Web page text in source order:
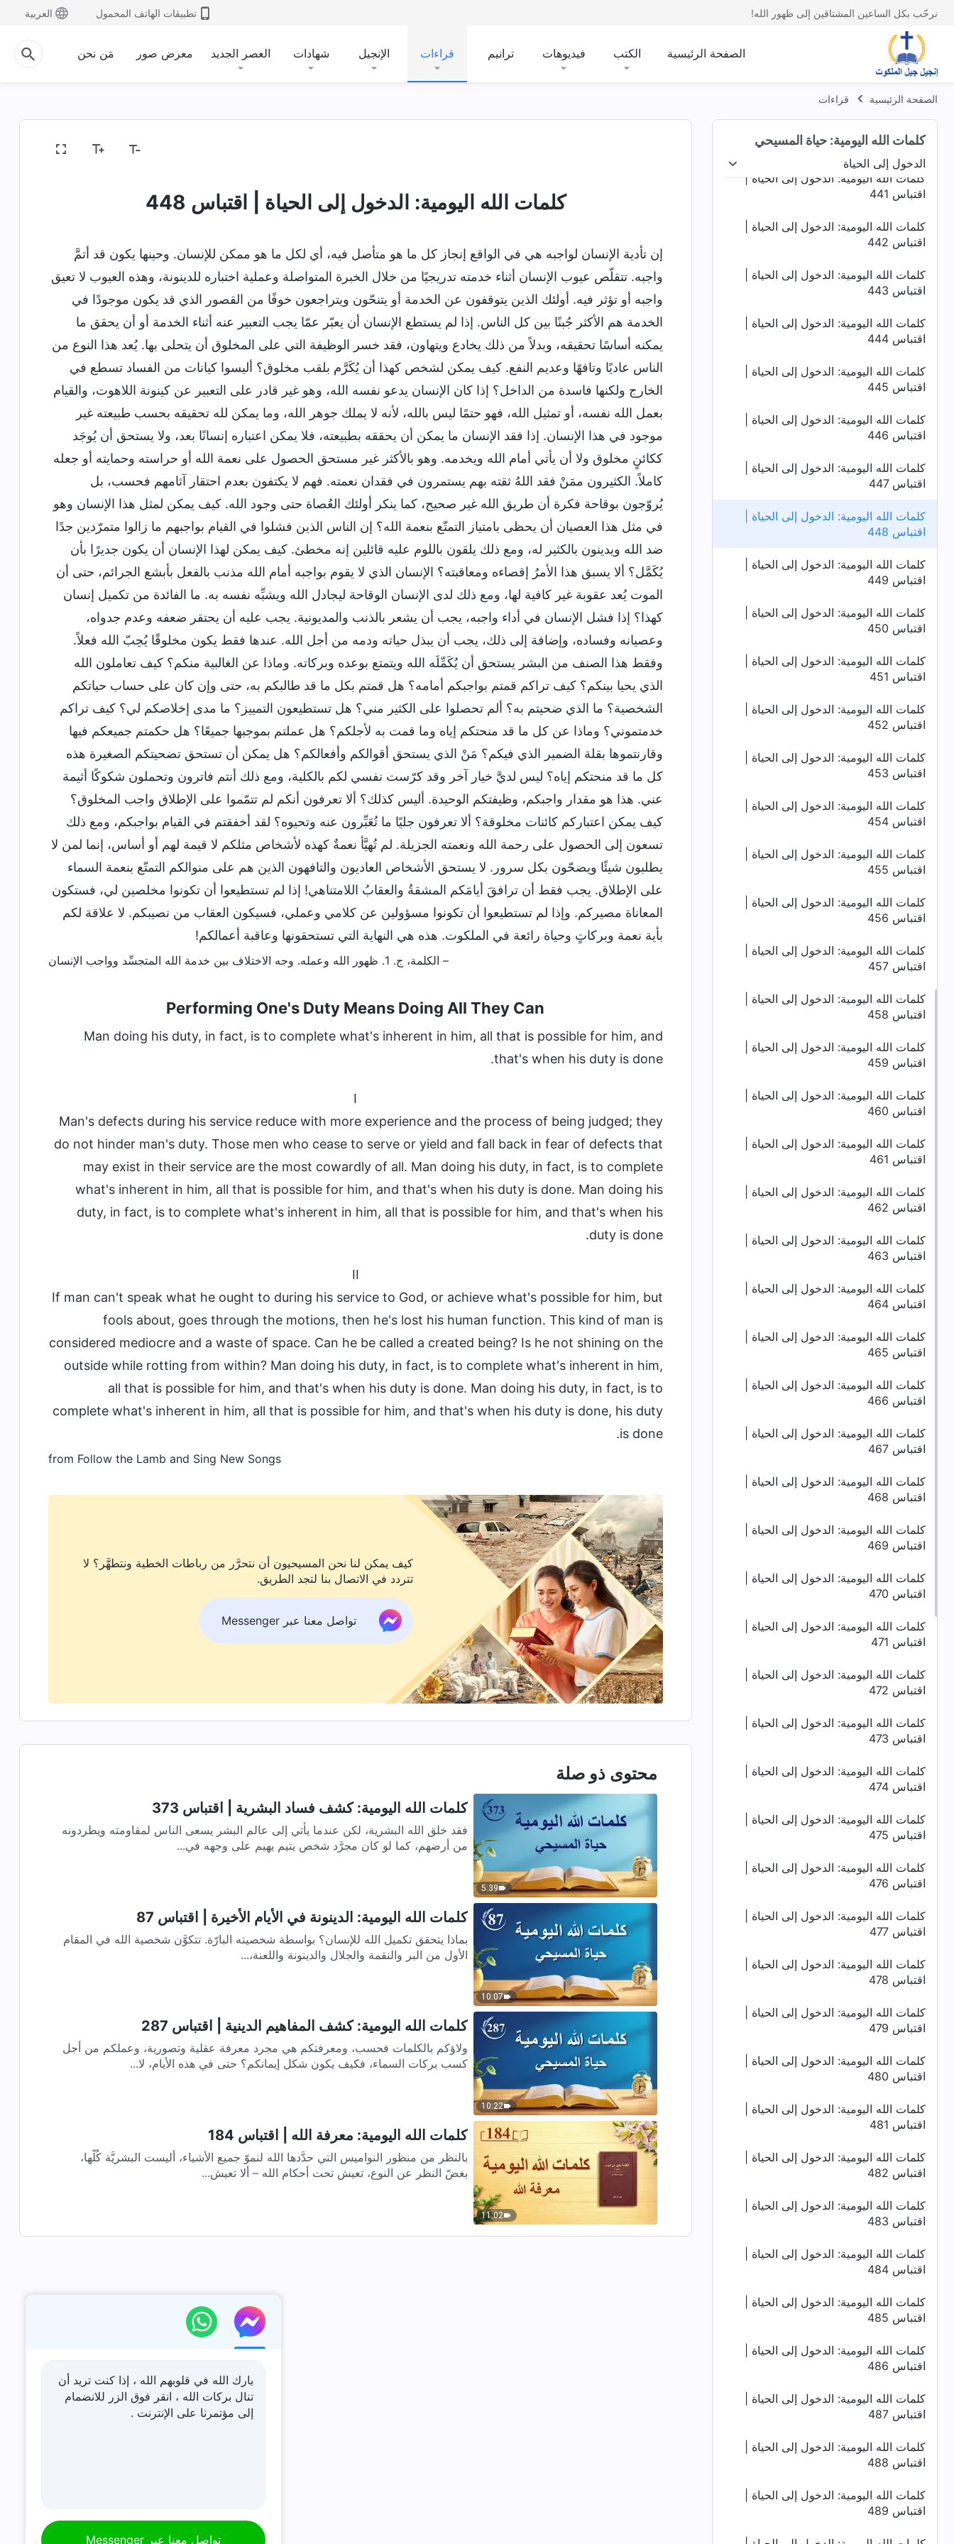
نرحّب بكل الساعين المشتاقين إلى ظهور الله! تطبيقات الهاتف المحمول العربية
الصفحة الرئيسية الكتب فيديوهات ترانيم قراءات الإنجيل شهادات العصر الجديد معرض صور مَن نحن
الصفحة الرئيسية قراءات
كلمات الله اليومية: حياة المسيحي
الدخول إلى الحياة
البشرية الدخول إلى الحياة الغايات والعواقب
كلمات الله اليومية: الدخول إلى الحياة |
اقتباس 438
اقتباس 439
اقتباس 440
كلمات الله اليومية: الدخول إلى الحياة |
اقتباس 441
كلمات الله اليومية: الدخول إلى الحياة |
اقتباس 442
كلمات الله اليومية: الدخول إلى الحياة |
اقتباس 443
كلمات الله اليومية: الدخول إلى الحياة |
اقتباس 444
كلمات الله اليومية: الدخول إلى الحياة |
اقتباس 445
كلمات الله اليومية: الدخول إلى الحياة |
اقتباس 446
كلمات الله اليومية: الدخول إلى الحياة |
اقتباس 447
كلمات الله اليومية: الدخول إلى الحياة |
اقتباس 448
كلمات الله اليومية: الدخول إلى الحياة |
اقتباس 449
كلمات الله اليومية: الدخول إلى الحياة |
اقتباس 450
كلمات الله اليومية: الدخول إلى الحياة |
اقتباس 451
كلمات الله اليومية: الدخول إلى الحياة |
اقتباس 452
كلمات الله اليومية: الدخول إلى الحياة |
اقتباس 453
كلمات الله اليومية: الدخول إلى الحياة |
اقتباس 454
كلمات الله اليومية: الدخول إلى الحياة |
اقتباس 455
كلمات الله اليومية: الدخول إلى الحياة |
اقتباس 456
كلمات الله اليومية: الدخول إلى الحياة |
اقتباس 457
كلمات الله اليومية: الدخول إلى الحياة |
اقتباس 458
كلمات الله اليومية: الدخول إلى الحياة |
اقتباس 459
كلمات الله اليومية: الدخول إلى الحياة |
اقتباس 460
كلمات الله اليومية: الدخول إلى الحياة |
اقتباس 461
كلمات الله اليومية: الدخول إلى الحياة |
اقتباس 462
كلمات الله اليومية: الدخول إلى الحياة |
اقتباس 463
كلمات الله اليومية: الدخول إلى الحياة |
اقتباس 464
كلمات الله اليومية: الدخول إلى الحياة |
اقتباس 465
كلمات الله اليومية: الدخول إلى الحياة |
اقتباس 466
كلمات الله اليومية: الدخول إلى الحياة |
اقتباس 467
كلمات الله اليومية: الدخول إلى الحياة |
اقتباس 468
كلمات الله اليومية: الدخول إلى الحياة |
اقتباس 469
كلمات الله اليومية: الدخول إلى الحياة |
اقتباس 470
كلمات الله اليومية: الدخول إلى الحياة |
اقتباس 471
كلمات الله اليومية: الدخول إلى الحياة |
اقتباس 472
كلمات الله اليومية: الدخول إلى الحياة |
اقتباس 473
كلمات الله اليومية: الدخول إلى الحياة |
اقتباس 474
كلمات الله اليومية: الدخول إلى الحياة |
اقتباس 475
كلمات الله اليومية: الدخول إلى الحياة |
اقتباس 476
كلمات الله اليومية: الدخول إلى الحياة |
اقتباس 477
كلمات الله اليومية: الدخول إلى الحياة |
اقتباس 478
كلمات الله اليومية: الدخول إلى الحياة |
اقتباس 479
كلمات الله اليومية: الدخول إلى الحياة |
اقتباس 480
كلمات الله اليومية: الدخول إلى الحياة |
اقتباس 481
كلمات الله اليومية: الدخول إلى الحياة |
اقتباس 482
كلمات الله اليومية: الدخول إلى الحياة |
اقتباس 483
كلمات الله اليومية: الدخول إلى الحياة |
اقتباس 484
كلمات الله اليومية: الدخول إلى الحياة |
اقتباس 485
كلمات الله اليومية: الدخول إلى الحياة |
اقتباس 486
كلمات الله اليومية: الدخول إلى الحياة |
اقتباس 487
كلمات الله اليومية: الدخول إلى الحياة |
اقتباس 488
كلمات الله اليومية: الدخول إلى الحياة |
اقتباس 489
كلمات الله اليومية: الدخول إلى الحياة | اقتباس 448
إن تأدية الإنسان لواجبه هي في الواقع إنجاز كل ما هو متأصل فيه، أي لكل ما هو ممكن للإنسان. وحينها يكون قد أتمَّ
واجبه. تتقلّص عيوب الإنسان أثناء خدمته تدريجيًا من خلال الخبرة المتواصلة وعملية اختباره للدينونة، وهذه العيوب لا تعيق
واجبه أو تؤثر فيه. أولئك الذين يتوقفون عن الخدمة أو يتنحّون ويتراجعون خوفًا من القصور الذي قد يكون موجودًا في
الخدمة هم الأكثر جُبنًا بين كل الناس. إذا لم يستطع الإنسان أن يعبّر عمّا يجب التعبير عنه أثناء الخدمة أو أن يحقق ما
يمكنه أساسًا تحقيقه، وبدلاً من ذلك يخادع ويتهاون، فقد خسر الوظيفة التي على المخلوق أن يتحلى بها. يُعد هذا النوع من
الناس عاديًا وتافهًا وعديم النفع. كيف يمكن لشخص كهذا أن يُكَرَّم بلقب مخلوق؟ أليسوا كيانات من الفساد تسطع في
الخارج ولكنها فاسدة من الداخل؟ إذا كان الإنسان يدعو نفسه الله، وهو غير قادر على التعبير عن كينونة اللاهوت، والقيام
بعمل الله نفسه، أو تمثيل الله، فهو حتمًا ليس بالله، لأنه لا يملك جوهر الله، وما يمكن لله تحقيقه بحسب طبيعته غير
موجود في هذا الإنسان. إذا فقد الإنسان ما يمكن أن يحققه بطبيعته، فلا يمكن اعتباره إنسانًا بعد، ولا يستحق أن يُوجَد
ككائنٍ مخلوق ولا أن يأتي أمام الله ويخدمه. وهو بالأكثر غير مستحق الحصول على نعمة الله أو حراسته وحمايته أو جعله
كاملاً. الكثيرون ممَنْ فقد اللهُ ثقته بهم يستمرون في فقدان نعمته. فهم لا يكتفون بعدم احتقار آثامهم فحسب، بل
يُروّجون بوقاحة فكرة أن طريق الله غير صحيح، كما ينكر أولئك العُصاة حتى وجود الله. كيف يمكن لمثل هذا الإنسان وهو
في مثل هذا العصيان أن يحظى بامتياز التمتّع بنعمة الله؟ إن الناس الذين فشلوا في القيام بواجبهم ما زالوا متمرّدين جدًا
ضد الله ويدينون بالكثير له، ومع ذلك يلقون باللوم عليه قائلين إنه مخطئ. كيف يمكن لهذا الإنسان أن يكون جديرًا بأن
يُكَمَّل؟ ألا يسبق هذا الأمرُ إقصاءه ومعاقبته؟ الإنسان الذي لا يقوم بواجبه أمام الله مذنب بالفعل بأبشع الجرائم، حتى أن
الموت يُعد عقوبة غير كافية لها، ومع ذلك لدى الإنسان الوقاحة ليجادل الله ويشبِّه نفسه به. ما الفائدة من تكميل إنسان
كهذا؟ إذا فشل الإنسان في أداء واجبه، يجب أن يشعر بالذنب والمديونية. يجب عليه أن يحتقر ضعفه وعدم جدواه،
وعصيانه وفساده، وإضافة إلى ذلك، يجب أن يبذل حياته ودمه من أجل الله. عندها فقط يكون مخلوقًا يُحِبّ الله فعلاً.
وفقط هذا الصنف من البشر يستحق أن يُكَمِّلَه الله ويتمتع بوعده وبركاته. وماذا عن الغالبية منكم؟ كيف تعاملون الله
الذي يحيا بينكم؟ كيف تراكم قمتم بواجبكم أمامه؟ هل قمتم بكل ما قد طالبكم به، حتى وإن كان على حساب حياتكم
الشخصية؟ ما الذي ضحيتم به؟ ألم تحصلوا على الكثير مني؟ هل تستطيعون التمييز؟ ما مدى إخلاصكم لي؟ كيف تراكم
خدمتموني؟ وماذا عن كل ما قد منحتكم إياه وما قمت به لأجلكم؟ هل عملتم بموجبها جميعًا؟ هل حكمتم جميعكم فيها
وقارنتموها بقلة الضمير الذي فيكم؟ مَنْ الذي يستحق أقوالكم وأفعالكم؟ هل يمكن أن تستحق تضحيتكم الصغيرة هذه
كل ما قد منحتكم إياه؟ ليس لديَّ خيار آخر وقد كرّست نفسي لكم بالكلية، ومع ذلك أنتم فاترون وتحملون شكوكًا أثيمة
عني. هذا هو مقدار واجبكم، وظيفتكم الوحيدة. أليس كذلك؟ ألا تعرفون أنكم لم تتمّموا على الإطلاق واجب المخلوق؟
كيف يمكن اعتباركم كائنات مخلوقة؟ ألا تعرفون جليًا ما تُعَبِّرون عنه وتحيوه؟ لقد أخفقتم في القيام بواجبكم، ومع ذلك
تسعون إلى الحصول على رحمة الله ونعمته الجزيلة. لم تُهيَّأ نعمةٌ كهذه لأشخاص مثلكم لا قيمة لهم أو أساس، إنما لمن لا
يطلبون شيئًا ويضحّون بكل سرور. لا يستحق الأشخاص العاديون والتافهون الذين هم على منوالكم التمتّع بنعمة السماء
على الإطلاق. يجب فقط أن ترافقَ أيامَكم المشقةُ والعقابُ اللامتناهي! إذا لم تستطيعوا أن تكونوا مخلصين لي، فستكون
المعاناة مصيركم. وإذا لم تستطيعوا أن تكونوا مسؤولين عن كلامي وعملي، فسيكون العقاب من نصيبكم. لا علاقة لكم
بأية نعمة وبركاتٍ وحياة رائعة في الملكوت. هذه هي النهاية التي تستحقونها وعاقبة أعمالكم!
– الكلمة، ج. 1. ظهور الله وعمله. وجه الاختلاف بين خدمة الله المتجسِّد وواجب الإنسان
Performing One's Duty Means Doing All They Can
Man doing his duty, in fact, is to complete what's inherent in him, all that is possible for him, and
that's when his duty is done.
I
Man's defects during his service reduce with more experience and the process of being judged; they
do not hinder man's duty. Those men who cease to serve or yield and fall back in fear of defects that
may exist in their service are the most cowardly of all. Man doing his duty, in fact, is to complete
what's inherent in him, all that is possible for him, and that's when his duty is done. Man doing his
duty, in fact, is to complete what's inherent in him, all that is possible for him, and that's when his
duty is done.
II
If man can't speak what he ought to during his service to God, or achieve what's possible for him, but
fools about, goes through the motions, then he's lost his human function. This kind of man is
considered mediocre and a waste of space. Can he be called a created being? Is he not shining on the
outside while rotting from within? Man doing his duty, in fact, is to complete what's inherent in him,
all that is possible for him, and that's when his duty is done. Man doing his duty, in fact, is to
complete what's inherent in him, all that is possible for him, and that's when his duty is done, his duty
is done.
from Follow the Lamb and Sing New Songs
كيف يمكن لنا نحن المسيحيون أن نتحرَّر من رباطات الخطية ونتطهَّر؟ لا
تتردد في الاتصال بنا لتجد الطريق.
تواصل معنا عبر Messenger
محتوى ذو صلة
5:39
كلمات الله اليومية: كشف فساد البشرية | اقتباس 373
فقد خلق الله البشرية، لكن عندما يأتي إلى عالم البشر يسعى الناس لمقاومته ويطردونه
من أرضهم، كما لو كان مجرَّد شخص يتيم يهيم على وجهه في...
10:07
كلمات الله اليومية: الدينونة في الأيام الأخيرة | اقتباس 87
بماذا يتحقق تكميل الله للإنسان؟ بواسطة شخصيته البارّة. تتكوَّن شخصية الله في المقام
الأول من البر والنقمة والجلال والدينونة واللعنة،...
10:22
كلمات الله اليومية: كشف المفاهيم الدينية | اقتباس 287
ولاؤكم بالكلمات فحسب، ومعرفتكم هي مجرد معرفة عقلية وتصورية، وعملكم من أجل
كسب بركات السماء، فكيف يكون شكل إيمانكم؟ حتى في هذه الأيام، لا...
11:02
كلمات الله اليومية: معرفة الله | اقتباس 184
بالنظر من منظور النواميس التي حدَّدها الله لنموّ جميع الأشياء، أليست البشريَّة كُلّها،
بغضّ النظر عن النوع، تعيش تحت أحكام الله – ألا تعيش...
بارك الله في قلوبهم الله ، إذا كنت تريد أن
تنال بركات الله ، انقر فوق الزر للانضمام
إلى مؤتمرنا على الإنترنت .
تواصل معنا عبر Messenger